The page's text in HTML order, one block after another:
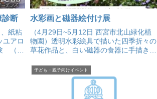
診断
紙粘
ユアロ
（阪
水彩画と磁器絵付け展
（4月29日~5月12日 西宮市北山緑化植
物園）透明水彩絵具で描いた四季折々の
草花作品と、白い磁器の食器に手描きで
りの庭園散策と併せて楽しもう。
子ども・親子向けイベント